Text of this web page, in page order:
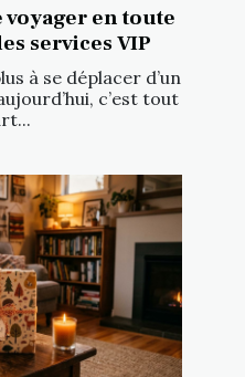
en toute
services VIP
à se déplacer d’un
c’est tout